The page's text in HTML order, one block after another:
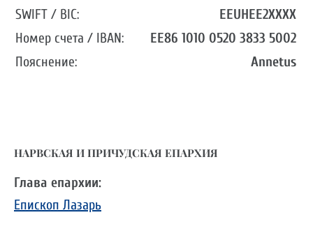
EEUHEE2XXXX
EE86 1010 0520 3833 5002
Annetus
НАРВСКАЯ И ПРИЧУДСКАЯ ЕПАРХИЯ
Глава епархии:
Епископ Лазарь